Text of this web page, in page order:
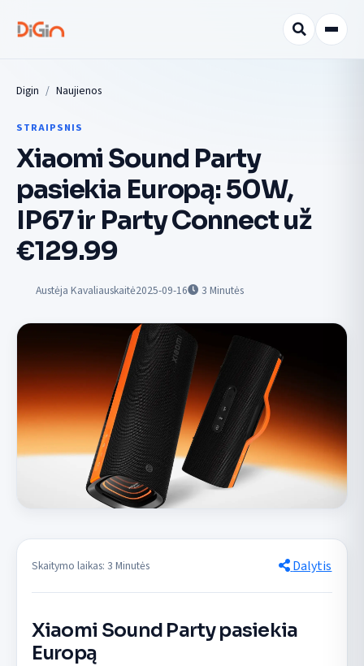
Digin Naujienos
STRAIPSNIS
Xiaomi Sound Party
pasiekia Europą: 50W,
IP67 ir Party Connect už
€129.99
Austėja Kavaliauskaitė2025-09-16 3 Minutės
Skaitymo laikas: 3 Minutės Dalytis
Xiaomi Sound Party pasiekia
Europą